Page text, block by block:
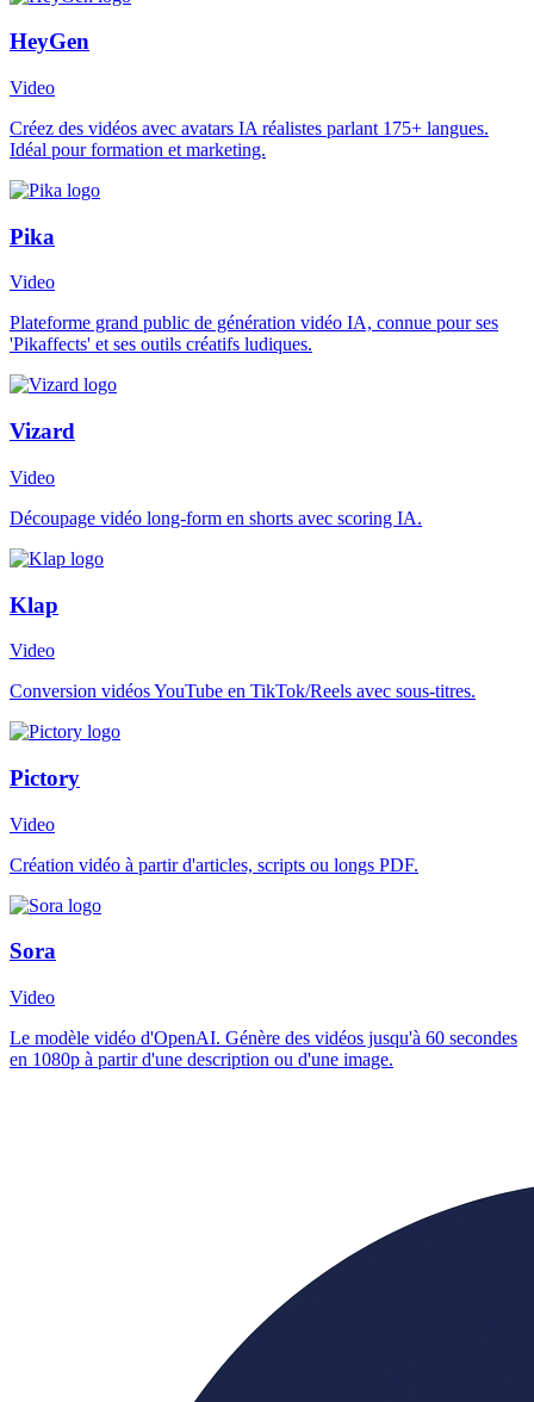
HeyGen
Video
Créez des vidéos avec avatars IA réalistes parlant 175+ langues.
Idéal pour formation et marketing.
Pika
Video
Plateforme grand public de génération vidéo IA, connue pour ses
'Pikaffects' et ses outils créatifs ludiques.
Vizard
Video
Découpage vidéo long-form en shorts avec scoring IA.
Klap
Video
Conversion vidéos YouTube en TikTok/Reels avec sous-titres.
Pictory
Video
Création vidéo à partir d'articles, scripts ou longs PDF.
Sora
Video
Le modèle vidéo d'OpenAI. Génère des vidéos jusqu'à 60 secondes
en 1080p à partir d'une description ou d'une image.